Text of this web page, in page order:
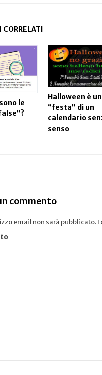
CORRELATI
le
Halloween è
“festa” di un
calendario
senso
commento
email non sarà pubblicato.I